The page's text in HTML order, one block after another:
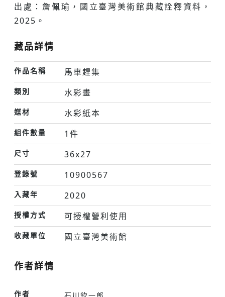
出處：詹佩瑜，國立臺灣美術館典藏詮釋資料，
2025。
藏品詳情
作品名稱 馬車趕集
類別 水彩畫
媒材 水彩紙本
組件數量 1件
尺寸 36x27
登錄號 10900567
入藏年 2020
授權方式 可授權營利使用
收藏單位 國立臺灣美術館
作者詳情
作者